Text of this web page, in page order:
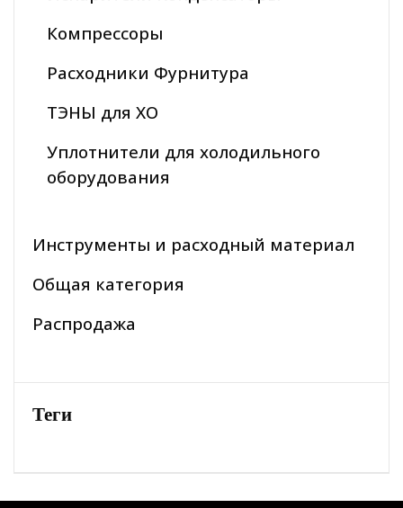
Компрессоры
Расходники Фурнитура
ТЭНЫ для ХО
Уплотнители для холодильного
оборудования
Инструменты и расходный материал
Общая категория
Распродажа
Теги